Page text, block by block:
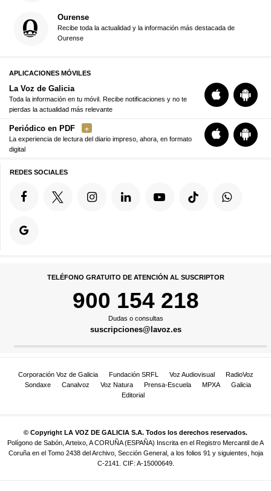
Ourense
Recibe toda la actualidad y la información más destacada de
Ourense
APLICACIONES MÓVILES
La Voz de Galicia
Toda la información en tu móvil. Recibe notificaciones y no te
pierdas la actualidad más relevante
Periódico en PDF
La experiencia de lectura del diario impreso, ahora, en formato
digital
REDES SOCIALES
TELÉFONO GRATUITO DE ATENCIÓN AL SUSCRIPTOR
900 154 218
Dudas o consultas
suscripciones@lavoz.es
Corporación Voz de Galicia Fundación SRFL Voz Audiovisual
RadioVoz
Sondaxe
Canalvoz Voz Natura Prensa-Escuela MPXA
Galicia
Editorial
© Copyright LA VOZ DE GALICIA S.A. Todos los derechos reservados.
Polígono de Sabón, Arteixo, A CORUÑA (ESPAÑA) Inscrita en el Registro Mercantil de A
Coruña en el Tomo 2438 del Archivo, Sección General, a los folios 91 y siguientes, hoja
C-2141. CIF: A-15000649.